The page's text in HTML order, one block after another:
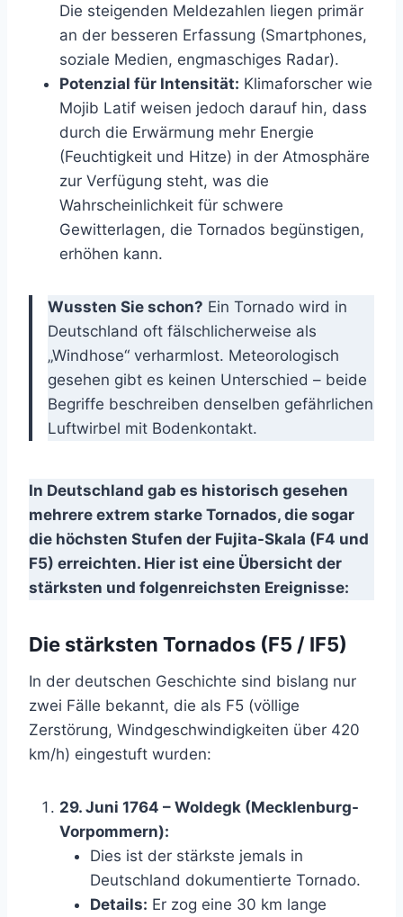
Die steigenden Meldezahlen liegen primär
an der besseren Erfassung (Smartphones,
soziale Medien, engmaschiges Radar).
Potenzial für Intensität: Klimaforscher wie
Mojib Latif weisen jedoch darauf hin, dass
durch die Erwärmung mehr Energie
(Feuchtigkeit und Hitze) in der Atmosphäre
zur Verfügung steht, was die
Wahrscheinlichkeit für schwere
Gewitterlagen, die Tornados begünstigen,
erhöhen kann.
Wussten Sie schon? Ein Tornado wird in
Deutschland oft fälschlicherweise als
„Windhose“ verharmlost. Meteorologisch
gesehen gibt es keinen Unterschied – beide
Begriffe beschreiben denselben gefährlichen
Luftwirbel mit Bodenkontakt.
In Deutschland gab es historisch gesehen
mehrere extrem starke Tornados, die sogar
die höchsten Stufen der Fujita-Skala (F4 und
F5) erreichten. Hier ist eine Übersicht der
stärksten und folgenreichsten Ereignisse:
Die stärksten Tornados (F5 / IF5)
In der deutschen Geschichte sind bislang nur
zwei Fälle bekannt, die als F5 (völlige
Zerstörung, Windgeschwindigkeiten über 420
km/h) eingestuft wurden:
29. Juni 1764 – Woldegk (Mecklenburg-
Vorpommern):
Dies ist der stärkste jemals in
Deutschland dokumentierte Tornado.
Details: Er zog eine 30 km lange